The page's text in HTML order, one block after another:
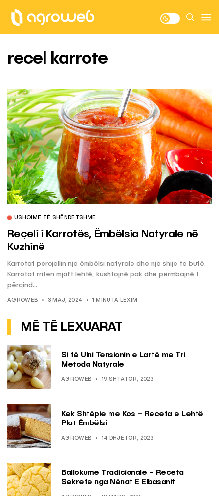
recel karrote
USHQIME TË SHËNDETSHME
Reçeli i Karrotës, Ëmbëlsia Natyrale në
Kuzhinë
Karrotat përcjellin një ëmbëlsi natyrale dhe një shije të butë.
Karrotat rriten mjaft lehtë, kushtojnë pak dhe përmbajnë 1
përqind...
AGROWEB 3 MAJ, 2024 1 MINUTA LEXIM
MË TË LEXUARAT
Si të Ulni Tensionin e Lartë me Tri
Metoda Natyrale
AGROWEB 19 SHTATOR, 2023
Kek Shtëpie me Kos – Receta e Lehtë
Plot Ëmbëlsi
AGROWEB 14 DHJETOR, 2023
Ballokume Tradicionale – Receta
Sekrete nga Nënat E Elbasanit